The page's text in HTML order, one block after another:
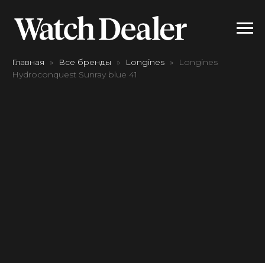
Главная Все бренды Longines
Longines
Hydroconquest Sunray blue 41